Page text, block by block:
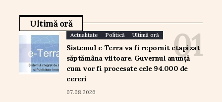
Ultimă oră
Actualitate Politică Ultimă oră
Sistemul e-Terra va fi repornit etapizat
săptămâna viitoare. Guvernul anunță
cum vor fi procesate cele 94.000 de
cereri
07.08.2026